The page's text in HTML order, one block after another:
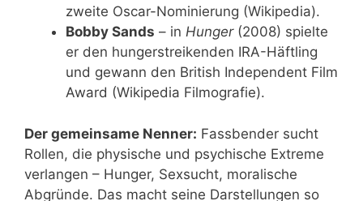
zweite Oscar-Nominierung (Wikipedia).
Bobby Sands – in Hunger(2008) spielte
er den hungerstreikenden IRA-Häftling
und gewann den British Independent Film
Award (Wikipedia Filmografie).
Der gemeinsame Nenner: Fassbender sucht
Rollen, die physische und psychische Extreme
verlangen – Hunger, Sexsucht, moralische
Abgründe. Das macht seine Darstellungen so